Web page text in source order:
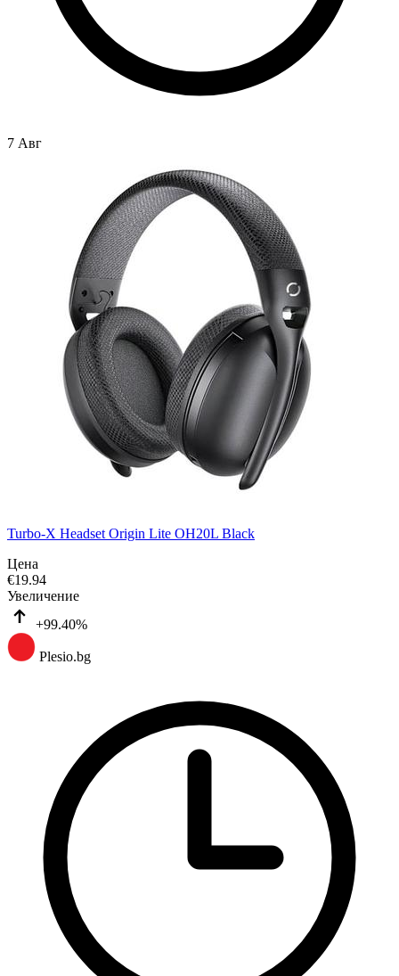
7 Авг
Turbo-X Headset Origin Lite OH20L Black
Цена
€19.94
Увеличение
+99.40%
Plesio.bg